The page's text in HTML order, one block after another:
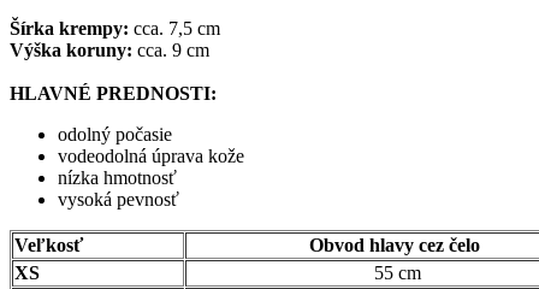
Šírka krempy: cca. 7,5 cm
Výška koruny: cca. 9 cm
HLAVNÉ PREDNOSTI:
odolný počasie
vodeodolná úprava kože
nízka hmotnosť
vysoká pevnosť
Veľkosť
Obvod hlavy cez čelo
XS
55 cm